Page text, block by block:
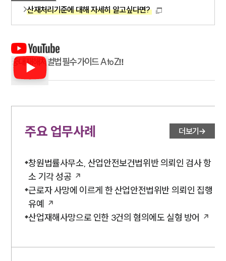
산재처리기준에 대해 자세히 알고싶다면?
중대재해처벌법 필수 가이드 A to Z‼️
주요 업무사례 더보기
창원법률사무소, 산업안전보건법위반 의뢰인 검사 항
소 기각 성공
근로자 사망에 이르게 한 산업안전법위반 의뢰인 집행
유예
산업재해사망으로 인한 3건의 혐의에도 실형 방어